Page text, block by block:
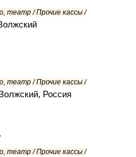
театр / Прочие кассы /
театр / Прочие кассы /
Россия
театр / Прочие кассы /